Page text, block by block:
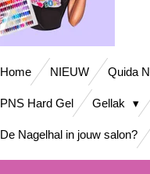
Home NIEUW Quida
PNS Hard Gel Gellak
De Nagelhal in jouw salon?